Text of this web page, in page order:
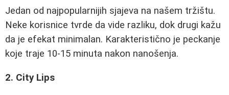
Jedan od najpopularnijih sjajeva na našem tržištu.
Neke korisnice tvrde da vide razliku, dok drugi kažu
da je efekat minimalan. Karakteristično je peckanje
koje traje 10-15 minuta nakon nanošenja.
2. City Lips